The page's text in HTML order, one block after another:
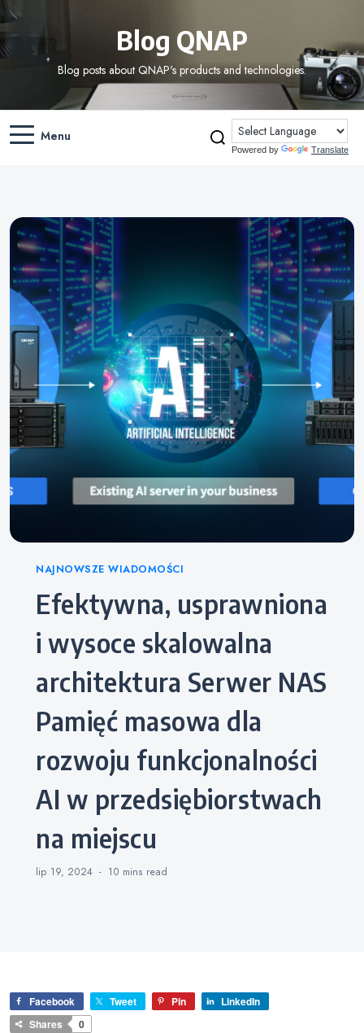
Blog QNAP
Blog posts about QNAP's products and technologies.
Menu
Powered by Translate
Categories
NAJNOWSZE WIADOMOŚCI
Efektywna, usprawniona
i wysoce skalowalna
architektura Serwer NAS
Pamięć masowa dla
rozwoju funkcjonalności
AI w przedsiębiorstwach
na miejscu
lip 19, 2024 10 mins read
Facebook Tweet Pin
LinkedIn
Shares
0